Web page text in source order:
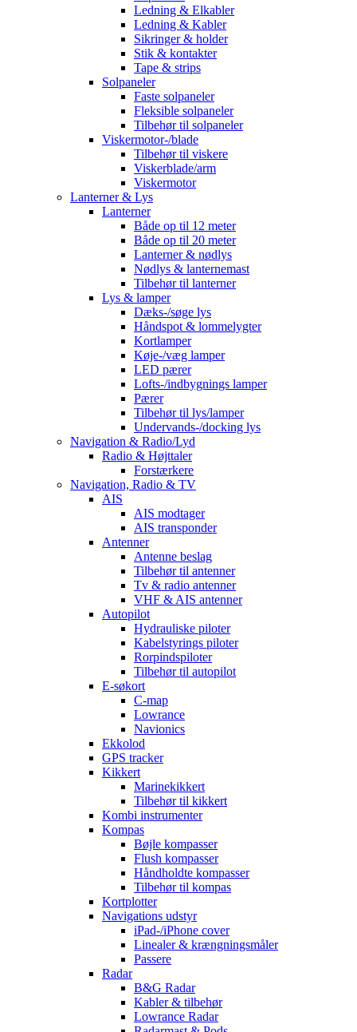
Ledning & Elkabler
Ledning & Kabler
Sikringer & holder
Stik & kontakter
Tape & strips
Solpaneler
Faste solpaneler
Fleksible solpaneler
Tilbehør til solpaneler
Viskermotor-/blade
Tilbehør til viskere
Viskerblade/arm
Viskermotor
Lanterner & Lys
Lanterner
Både op til 12 meter
Både op til 20 meter
Lanterner & nødlys
Nødlys & lanternemast
Tilbehør til lanterner
Lys & lamper
Dæks-/søge lys
Håndspot & lommelygter
Kortlamper
Køje-/væg lamper
LED pærer
Lofts-/indbygnings lamper
Pærer
Tilbehør til lys/lamper
Undervands-/docking lys
Navigation & Radio/Lyd
Radio & Højttaler
Forstærkere
Navigation, Radio & TV
AIS
AIS modtager
AIS transponder
Antenner
Antenne beslag
Tilbehør til antenner
Tv & radio antenner
VHF & AIS antenner
Autopilot
Hydrauliske piloter
Kabelstyrings piloter
Rorpindspiloter
Tilbehør til autopilot
E-søkort
C-map
Lowrance
Navionics
Ekkolod
GPS tracker
Kikkert
Marinekikkert
Tilbehør til kikkert
Kombi instrumenter
Kompas
Bøjle kompasser
Flush kompasser
Håndholdte kompasser
Tilbehør til kompas
Kortplotter
Navigations udstyr
iPad-/iPhone cover
Linealer & krængningsmåler
Passere
Radar
B&G Radar
Kabler & tilbehør
Lowrance Radar